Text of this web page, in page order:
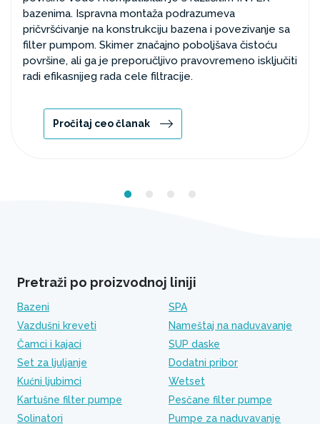
bazenima. Ispravna montaža podrazumeva
pričvršćivanje na konstrukciju bazena i povezivanje sa
filter pumpom. Skimer značajno poboljšava čistoću
površine, ali ga je preporučljivo pravovremeno isključiti
radi efikasnijeg rada cele filtracije.
Pročitaj ceo članak
Pretraži po proizvodnoj liniji
Bazeni
SPA
Vazdušni kreveti
Nameštaj na naduvavanje
Čamci i kajaci
SUP daske
Set za ljuljanje
Dodatni pribor
Kućni ljubimci
Wetset
Kartušne filter pumpe
Pesčane filter pumpe
Solinatori
Pumpe za naduvavanje